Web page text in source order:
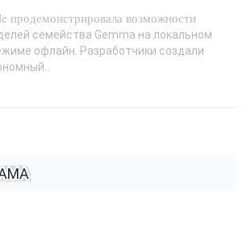
продемонстрировала возможности
семейства Gemma на локальном
офлайн. Разработчики создали